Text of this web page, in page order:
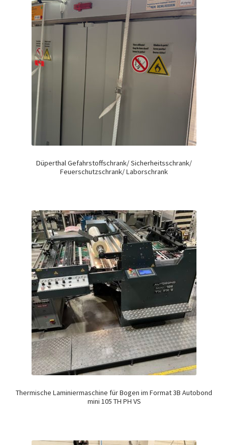
Düperthal Gefahrstoffschrank/ Sicherheitsschrank/
Feuerschutzschrank/ Laborschrank
Thermische Laminiermaschine für Bogen im Format 3B Autobond
mini 105 TH PH VS